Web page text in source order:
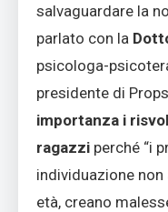
salvaguardare la
parlato con la
psicologa-
presidente di
importanza i
ragazzi perché “i
individuazione
età, creano